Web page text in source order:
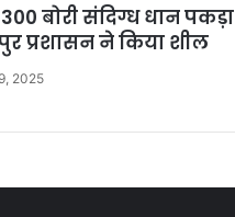
बोरी संदिग्ध धान पकड़ा
प्रशासन ने किया शील
2025